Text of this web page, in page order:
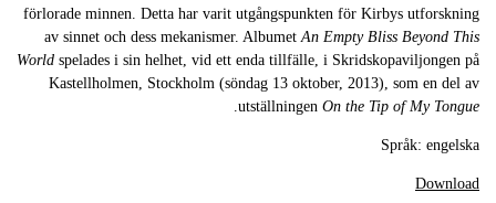
förlorade minnen. Detta har varit utgångspunkten för Kirbys utforskning
av sinnet och dess mekanismer. AlbumetAn Empty Bliss Beyond This
World spelades i sin helhet, vid ett enda tillfälle, i Skridskopaviljongen på
Kastellholmen, Stockholm (söndag 13 oktober, 2013), som en del av
utställningen On the Tip of My Tongue
.
Språk: engelska
Download